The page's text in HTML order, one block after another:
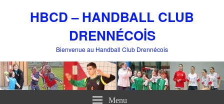
HBCD – HANDBALL CLUB
DRENNÉCOİS
Bienvenue au Handball Club Drennécois
Menu